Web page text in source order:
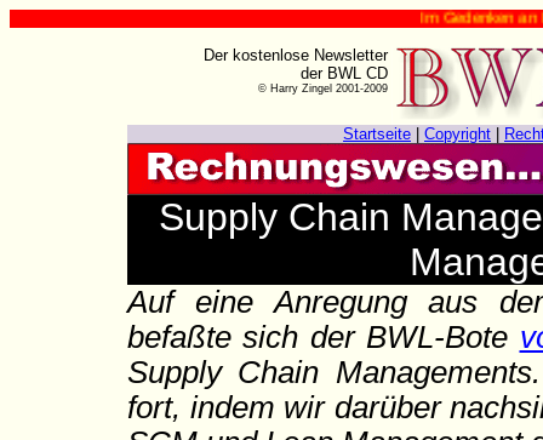
Im Gedenken an Harry
Der kostenlose Newsletter
der BWL CD
© Harry Zingel 2001-2009
Startseite Copyright
Supply Chain
Auf eine Anregung aus
befaßte sich der BWL-Bote
Supply Chain
fort, indem wir darüber